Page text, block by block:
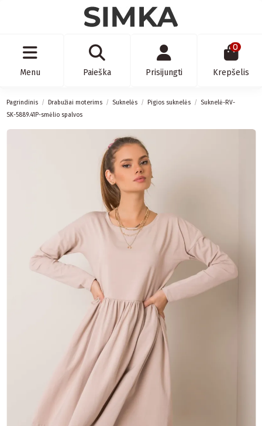
Menu Paieška Prisijungti
0
Krepšelis
Pagrindinis Drabužiai moterims Suknelės Pigios suknelės
Suknelė-RV-
SK-5889.41P-smėlio spalvos